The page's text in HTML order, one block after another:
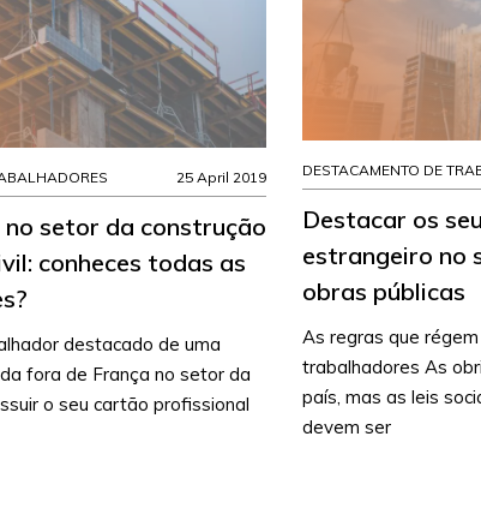
25 April 2019
setor da construção
conheces todas as
destacado de uma
fora de França no setor da
o seu cartão profissional
DESTACAMENTO DE
Destacar os
estrangeiro no
obras públicas
As regras que
trabalhadores As
país, mas as leis
devem ser